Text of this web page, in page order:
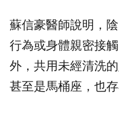
蘇信豪醫師說明，
行為或身體親密接
外，共用未經清洗
甚至是馬桶座，也